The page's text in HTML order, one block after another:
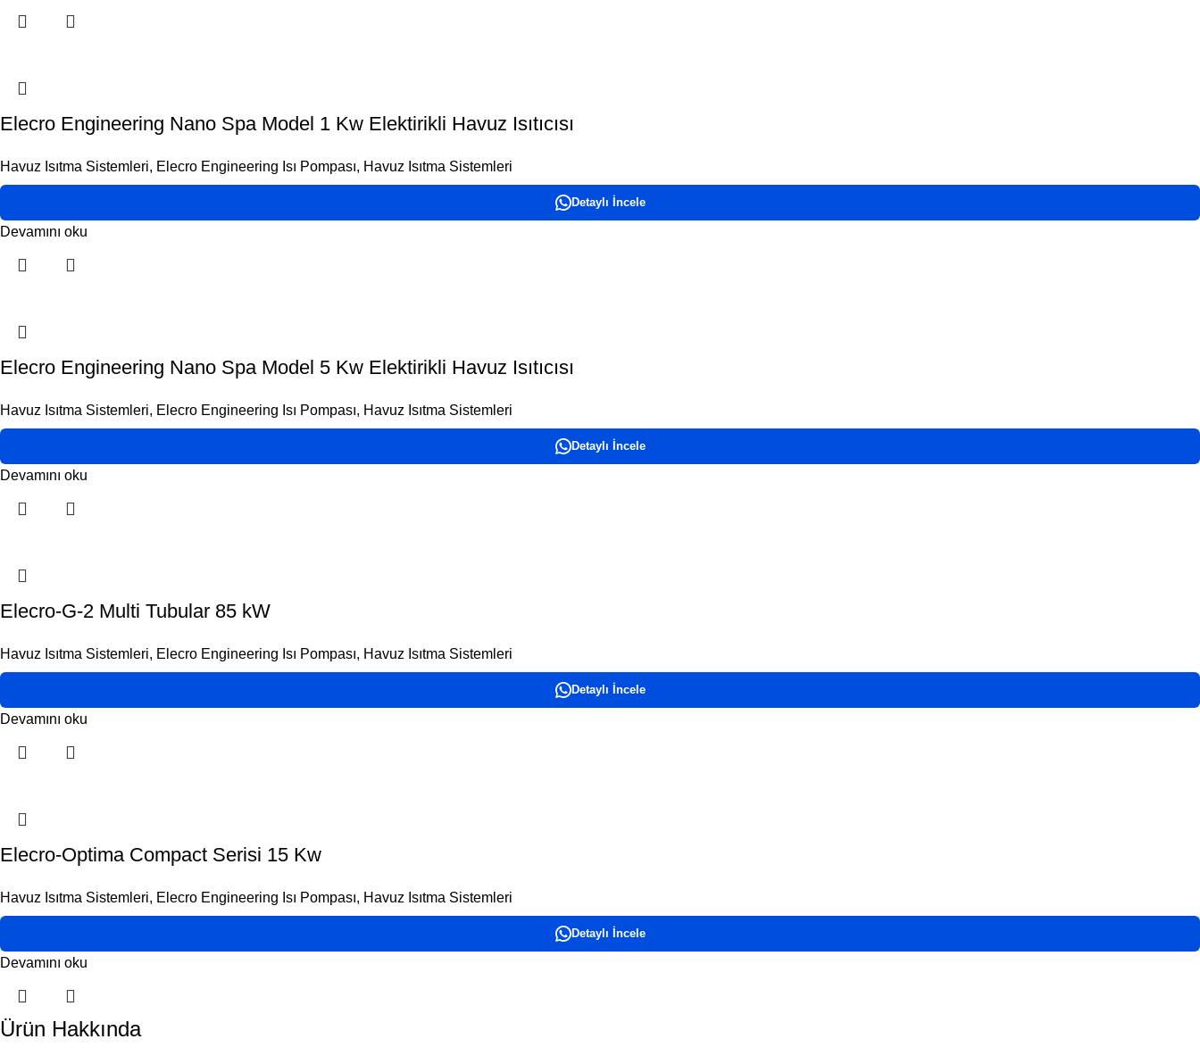
Elecro Engineering Nano Spa Model 1 Kw Elektirikli Havuz Isıtıcısı
Havuz Isıtma Sistemleri, Elecro Engineering Isı Pompası, Havuz Isıtma Sistemleri
Detaylı İncele
Devamını oku
Elecro Engineering Nano Spa Model 5 Kw Elektirikli Havuz Isıtıcısı
Havuz Isıtma Sistemleri, Elecro Engineering Isı Pompası, Havuz Isıtma Sistemleri
Detaylı İncele
Devamını oku
Elecro-G-2 Multi Tubular 85 kW
Havuz Isıtma Sistemleri, Elecro Engineering Isı Pompası, Havuz Isıtma Sistemleri
Detaylı İncele
Devamını oku
Elecro-Optima Compact Serisi 15 Kw
Havuz Isıtma Sistemleri, Elecro Engineering Isı Pompası, Havuz Isıtma Sistemleri
Detaylı İncele
Devamını oku
Ürün Hakkında